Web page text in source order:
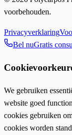
voorbehouden.
Privacyverklaring
Bel nuGratis
We gebruiken
website goed
cookies gebruiken
cookies worden